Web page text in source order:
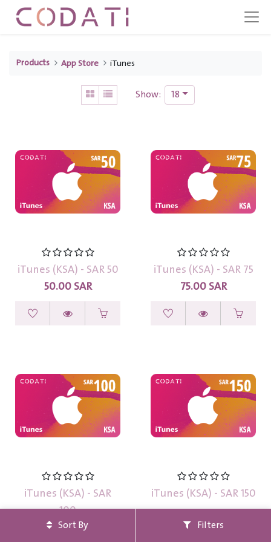
Sort By Filters
Products App Store iTunes
Show: 18
iTunes (KSA) - SAR 50
50.00SAR
iTunes (KSA) - SAR 75
75.00SAR
iTunes (KSA) - SAR
100
100.00SAR
iTunes (KSA) - SAR 150
150.00SAR